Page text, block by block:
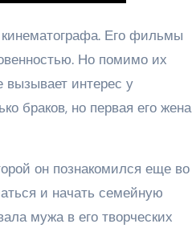
Его фильмы
Но помимо их
вызывает интерес у
браков, но первая его жена
он познакомился еще во
и начать семейную
мужа в его творческих